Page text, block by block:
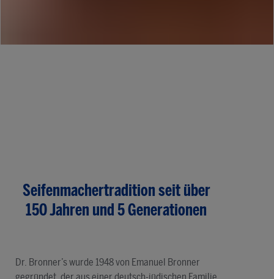
Seifenmachertradition seit über
150 Jahren und 5 Generationen
Dr. Bronner’s wurde 1948 von Emanuel Bronner